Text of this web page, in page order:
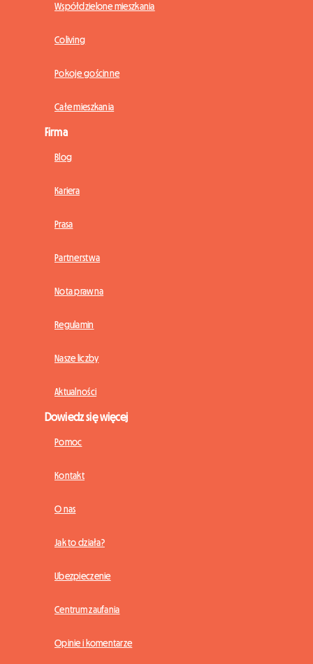
Współdzielone mieszkania
Coliving
Pokoje gościnne
Całe mieszkania
Firma
Blog
Kariera
Prasa
Partnerstwa
Nota prawna
Regulamin
Nasze liczby
Aktualności
Dowiedz się więcej
Pomoc
Kontakt
O nas
Jak to działa?
Ubezpieczenie
Centrum zaufania
Opinie i komentarze